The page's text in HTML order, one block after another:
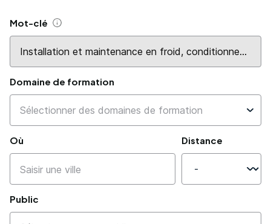
Mot-clé Aide
Domaine de formation
Où Distance
Public